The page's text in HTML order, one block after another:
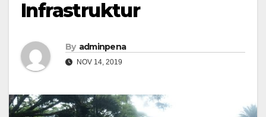
Infrastruktur
By adminpena
NOV 14, 2019